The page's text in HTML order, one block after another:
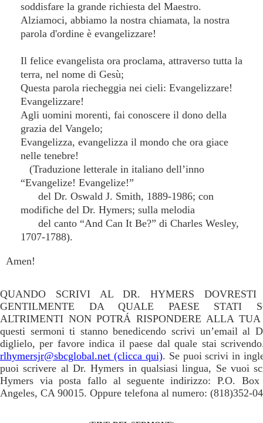
soddisfare la grande richiesta del Maestro.
Alziamoci, abbiamo la nostra chiamata, la nostra
parola d'ordine è evangelizzare!
Il felice evangelista ora proclama, attraverso tutta la
terra, nel nome di Gesù;
Questa parola riecheggia nei cieli: Evangelizzare!
Evangelizzare!
Agli uomini morenti, fai conoscere il dono della
grazia del Vangelo;
Evangelizza, evangelizza il mondo che ora giace
nelle tenebre!
(Traduzione letterale in italiano dell’inno
“Evangelize! Evangelize!”
del Dr. Oswald J. Smith, 1889-1986; con
modifiche del Dr. Hymers; sulla melodia
del canto “And Can It Be?” di Charles Wesley,
1707-1788).
Amen!
QUANDO SCRIVI AL DR. HYMERS DOVRESTI
GENTILMENTE DA QUALE PAESE STATI
ALTRIMENTI NON POTRÁ RISPONDERE ALLA
questi sermoni ti stanno benedicendo scrivi un’email al
diglielo, per favore indica il paese dal quale stai
rlhymersjr@sbcglobal.net (clicca qui). Se puoi scrivi in
puoi scrivere al Dr. Hymers in qualsiasi lingua, Se vuoi
Hymers via posta fallo al seguente indirizzo: P.O.
Angeles, CA 90015. Oppure telefona al numero: (818)352-